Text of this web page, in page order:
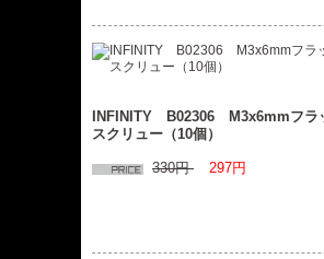
INFINITY B02306 M3x6mmフラ
スクリュー（10個）
330円 297円